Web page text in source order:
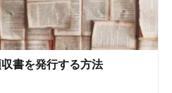
書を発行する方法